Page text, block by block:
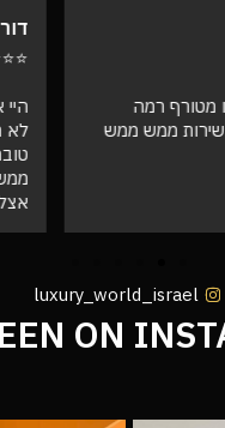
ממש
היי אהובים
לא רגילה
טובההההה
ממש לגמרי
אצלי
luxury_world_israel
ON